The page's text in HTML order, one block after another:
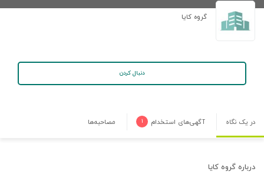
گروه کایا
دنبال کردن
در یک نگاه آگهی‌های استخدام ۱ مصاحبه‌ها
درباره گروه کایا